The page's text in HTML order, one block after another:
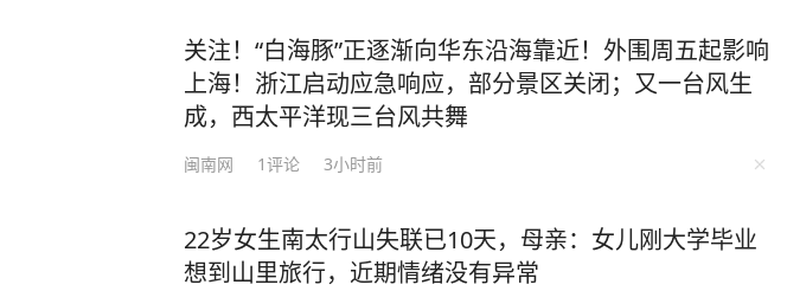
关注！“白海豚”正逐渐向华东沿海靠近！外围周五起影响
上海！浙江启动应急响应，部分景区关闭；又一台风生
成，西太平洋现三台风共舞
闽南网 1评论 3小时前
22岁女生南太行山失联已10天，母亲：女儿刚大学毕业
想到山里旅行，近期情绪没有异常